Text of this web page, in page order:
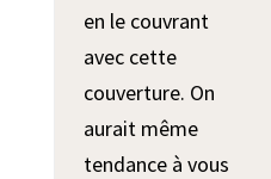
en le couvrant
avec cette
couverture. On
aurait même
tendance à vous